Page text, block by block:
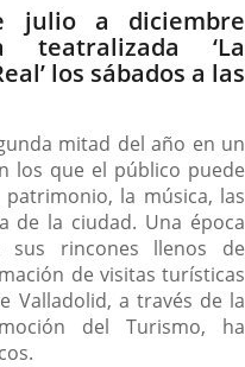
julio a diciembre
‘La
los sábados a las
mitad del año en un
los que el público puede
la música, las
de la ciudad. Una época
sus rincones llenos de
de visitas turísticas
Valladolid, a través de la
del Turismo, ha